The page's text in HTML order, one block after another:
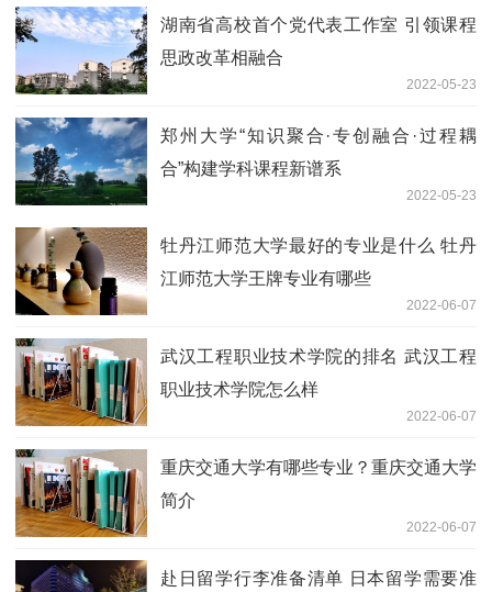
湖南省高校首个党代表工作室 引领课程
思政改革相融合
2022-05-23
郑州大学“知识聚合·专创融合·过程耦
合”构建学科课程新谱系
2022-05-23
牡丹江师范大学最好的专业是什么 牡丹
江师范大学王牌专业有哪些
2022-06-07
武汉工程职业技术学院的排名 武汉工程
职业技术学院怎么样
2022-06-07
重庆交通大学有哪些专业？重庆交通大学
简介
2022-06-07
赴日留学行李准备清单 日本留学需要准